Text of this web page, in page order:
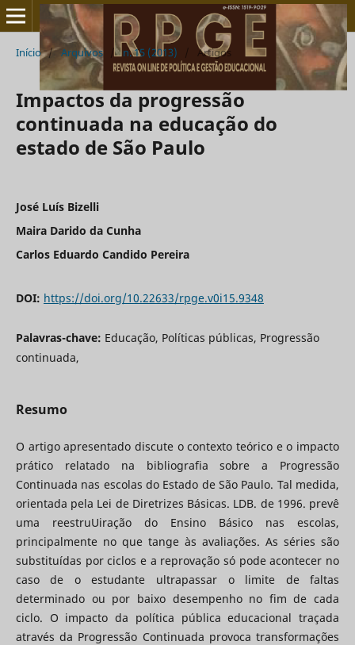
Início / Arquivos / n. 15 (2013) / Artigos
Impactos da progressão
continuada na educação do
estado de São Paulo
José Luís Bizelli
Maira Darido da Cunha
Carlos Eduardo Candido Pereira
DOI: https://doi.org/10.22633/rpge.v0i15.9348
Palavras-chave: Educação, Políticas públicas, Progressão
continuada,
Resumo
O artigo apresentado discute o contexto teórico e o impacto
prático relatado na bibliografia sobre a Progressão
Continuada nas escolas do Estado de São Paulo. Tal medida,
orientada pela Lei de Diretrizes Básicas. LDB. de 1996. prevê
uma reestruUiração do Ensino Básico nas escolas,
principalmente no que tange às avaliações. As séries são
substituídas por ciclos e a reprovação só pode acontecer no
caso de o estudante ultrapassar o limite de faltas
determinado ou por baixo desempenho no fim de cada
ciclo. O impacto da política pública educacional traçada
através da Progressão Continuada provoca transformações